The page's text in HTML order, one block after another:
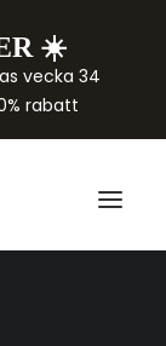
☀️
vecka 34
rabatt